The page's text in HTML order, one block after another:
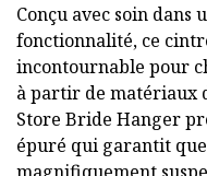
Conçu avec soin dans
fonctionnalité, ce
incontournable pour
à partir de matériaux
Store Bride Hanger
épuré qui garantit